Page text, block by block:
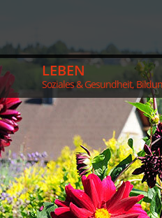
LEBEN
Soziales & Gesundheit,